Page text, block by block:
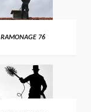
RAMONAGE 76